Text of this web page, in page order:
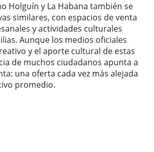
Holguín y La Habana también se
similares, con espacios de venta
y actividades culturales
Aunque los medios oficiales
y el aporte cultural de estas
de muchos ciudadanos apunta a
una oferta cada vez más alejada
promedio.